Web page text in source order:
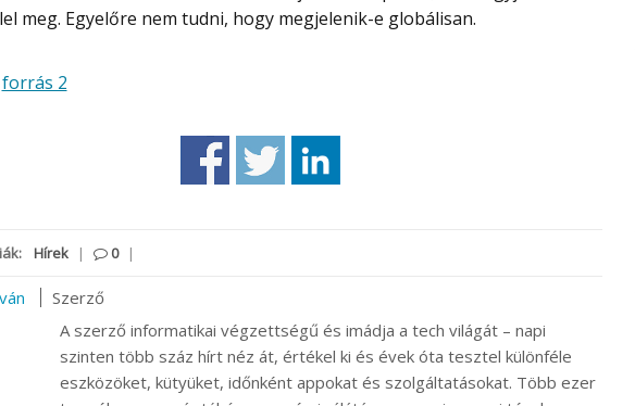
meg. Egyelőre nem tudni, hogy megjelenik-e globálisan.
forrás 2
Hírek | 0 |
Szerző
A szerző informatikai végzettségű és imádja a tech világát – napi
szinten több száz hírt néz át, értékel ki és évek óta tesztel különféle
eszközöket, kütyüket, időnként appokat és szolgáltatásokat. Több ezer